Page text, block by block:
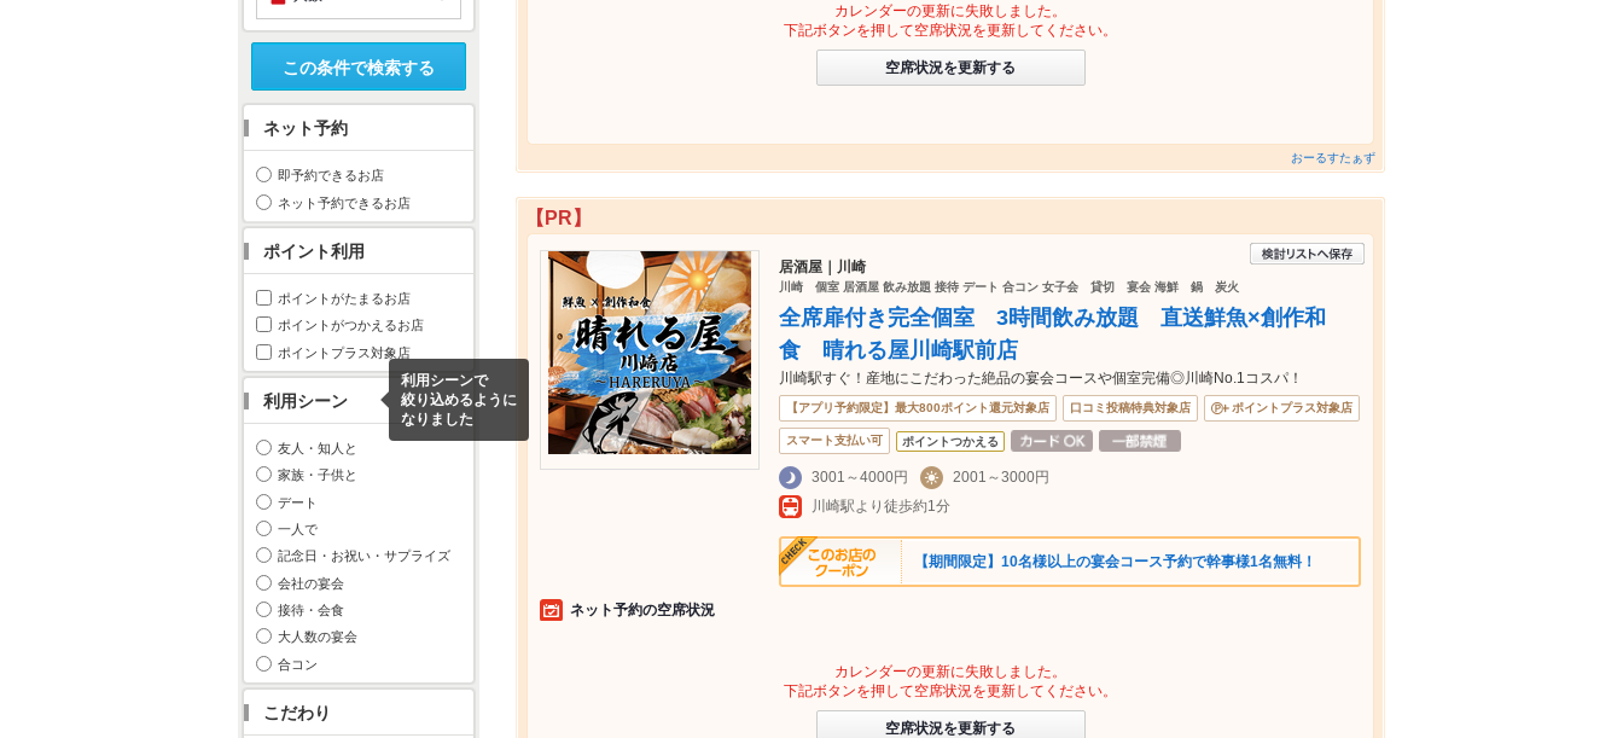
この条件で検索する
ネット予約
即予約できるお店
ネット予約できるお店
ポイント利用
ポイントがたまるお店
ポイントがつかえるお店
ポイントプラス対象店
利用シーン
利用シーンで
絞り込めるように
なりました
友人・知人と
家族・子供と
デート
一人で
記念日・お祝い・サプライズ
会社の宴会
接待・会食
大人数の宴会
合コン
こだわり
カレンダーの更新に失敗しました。
下記ボタンを押して空席状況を更新してください。
空席状況を更新する
おーるすたぁず
【PR】
居酒屋｜川崎
川崎 個室 居酒屋 飲み放題 接待 デート 合コン 女子会 貸切 宴会 海鮮 鍋 炭火
全席扉付き完全個室 3時間飲み放題 直送鮮魚×創作和
食 晴れる屋川崎駅前店
川崎駅すぐ！産地にこだわった絶品の宴会コースや個室完備◎川崎No.1コスパ！
【アプリ予約限定】最大800ポイント還元対象店 口コミ投稿特典対象店 ポイントプラス対象店
スマート支払い可 ポイントつかえる
3001～4000円
2001～3000円
川崎駅より徒歩約1分
【期間限定】10名様以上の宴会コース予約で幹事様1名無料！
ネット予約の空席状況
カレンダーの更新に失敗しました。
下記ボタンを押して空席状況を更新してください。
空席状況を更新する